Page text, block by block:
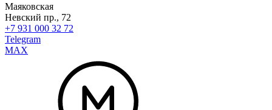
Маяковская
Невский пр., 72
+7 931 000 32 72
Telegram
MAX